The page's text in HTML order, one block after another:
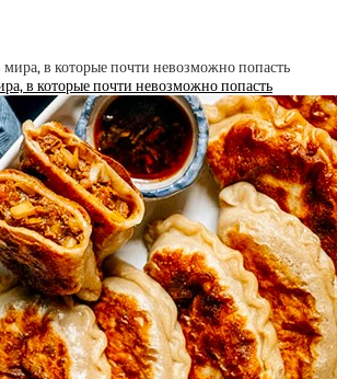
в которые почти невозможно попасть